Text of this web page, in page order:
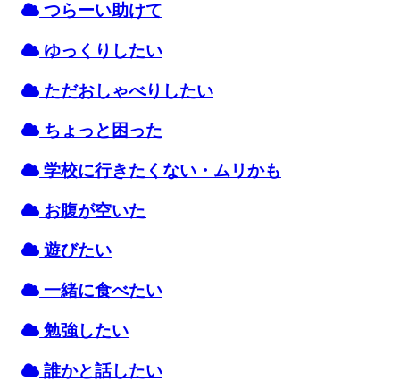
つらーい助けて
ゆっくりしたい
ただおしゃべりしたい
ちょっと 困 った
学校に行きたくない・ムリかも
お腹が空いた
遊びたい
一緒に食べたい
勉強したい
誰かと話したい